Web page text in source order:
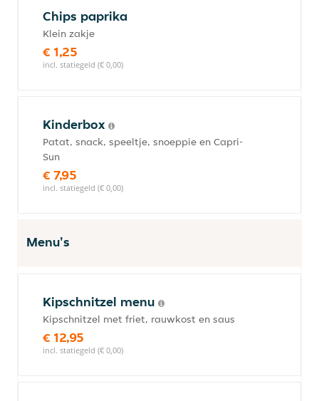
Chips paprika
Klein zakje
€ 1,25
incl. statiegeld (€ 0,00)
Kinderbox
Patat, snack, speeltje, snoeppie en Capri-
Sun
€ 7,95
incl. statiegeld (€ 0,00)
Menu's
Kipschnitzel menu
Kipschnitzel met friet, rauwkost en saus
€ 12,95
incl. statiegeld (€ 0,00)